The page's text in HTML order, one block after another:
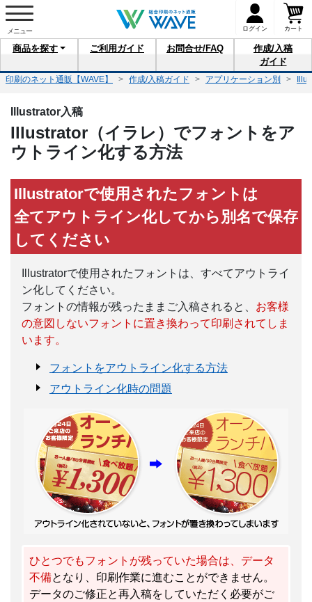
ログイン カート
商品を探す ご利用 ガイド お問合せ/FAQ
作成/入稿
ガイド
印刷のネット通販【WAVE】 作成/入稿ガイド アプリケーション別
Illustrator入稿
Illustrator（イラレ）でフォントをア
ウトライン化する方法
Illustratorで使用されたフォントは
全てアウトライン化してから別名で保存
してください
Illustratorで使用されたフォントは、すべてアウトライ
ン化してください。
フォントの情報が残ったままご入稿されると、 お客様
の意図しないフォントに置き換わって印刷されてしま
います。
フォントをアウトライン化する方法
アウトライン化時の問題
ひとつでもフォントが残っていた場合は、データ
不備となり、印刷作業に進むことができません。
データのご修正と再入稿をしていただく必要がご